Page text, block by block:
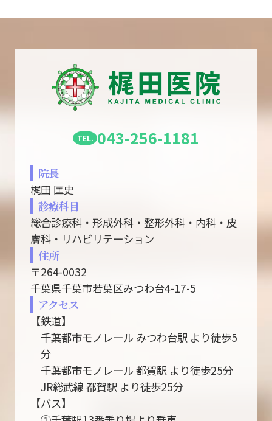
043-256-1181
院長
梶田 匡史
診療科目
総合診療科・形成外科・整形外科・内科・皮
膚科・リハビリテーション
住所
〒264-0032
千葉県千葉市若葉区みつわ台4-17-5
アクセス
【鉄道】
千葉都市モノレール みつわ台駅 より徒歩5
分
千葉都市モノレール 都賀駅 より徒歩25分
JR総武線 都賀駅 より徒歩25分
【バス】